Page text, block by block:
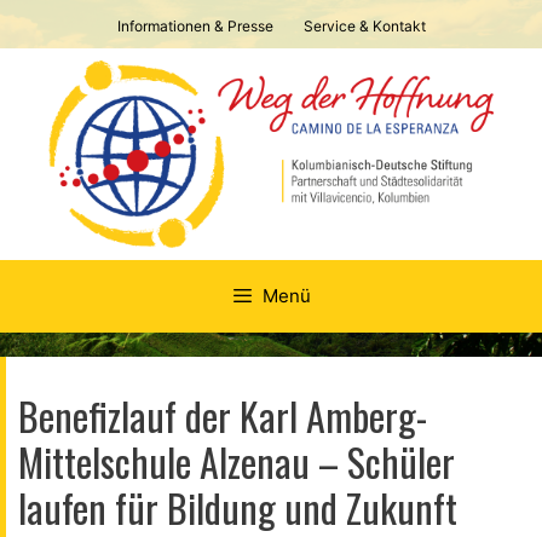
zum
Informationen & Presse Service & Kontakt
Menü
Benefizlauf der Karl Amberg-
Mittelschule Alzenau – Schüler
laufen für Bildung und Zukunft